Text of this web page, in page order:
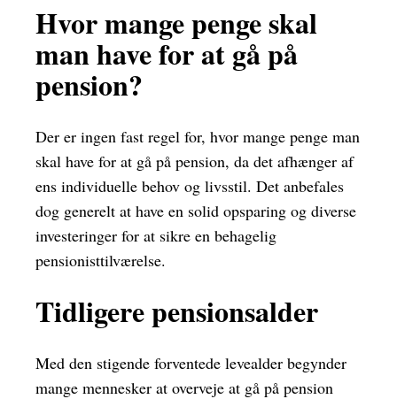
Hvor mange penge skal
man have for at gå på
pension?
Der er ingen fast regel for, hvor mange penge man
skal have for at gå på pension, da det afhænger af
ens individuelle behov og livsstil. Det anbefales
dog generelt at have en solid opsparing og diverse
investeringer for at sikre en behagelig
pensionisttilværelse.
Tidligere pensionsalder
Med den stigende forventede levealder begynder
mange mennesker at overveje at gå på pension